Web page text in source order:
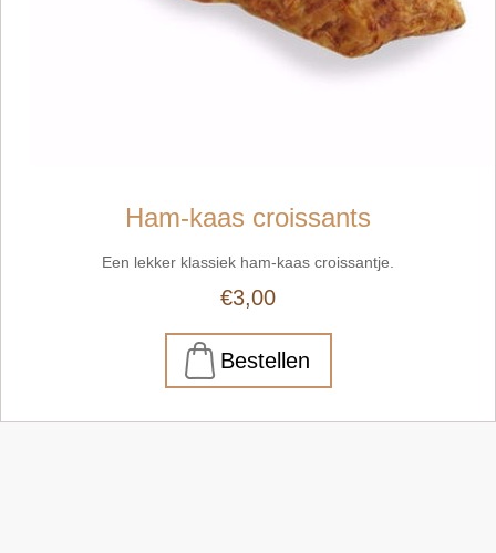
Ham-kaas croissants
Een lekker klassiek ham-kaas croissantje.
€3,00